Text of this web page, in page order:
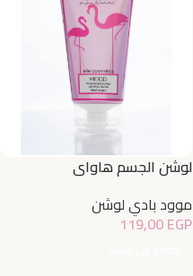
لوشن الجسم هاواي
موود بادي لوشن
119,00EGP